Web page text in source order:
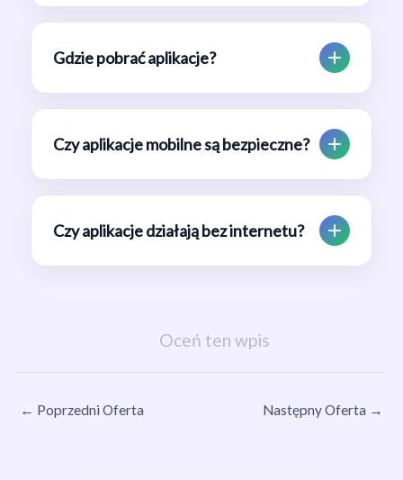
Gdzie pobrać aplikacje?
Czy aplikacje mobilne są bezpieczne?
Czy aplikacje działają bez internetu?
Oceń ten wpis
← Poprzedni Oferta Następny Oferta →